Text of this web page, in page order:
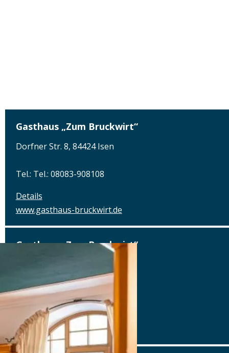
Gasthaus „Zum Bruckwirt“
Dorfner Str. 8, 84424 Isen
Tel.: Tel.: 08083-908108
Details
www.gasthaus-bruckwirt.de
Gasthaus „Zum Bruckwirt“
Tel.: Tel.: 08083-908108
Details
www.gasthaus-bruckwirt.de